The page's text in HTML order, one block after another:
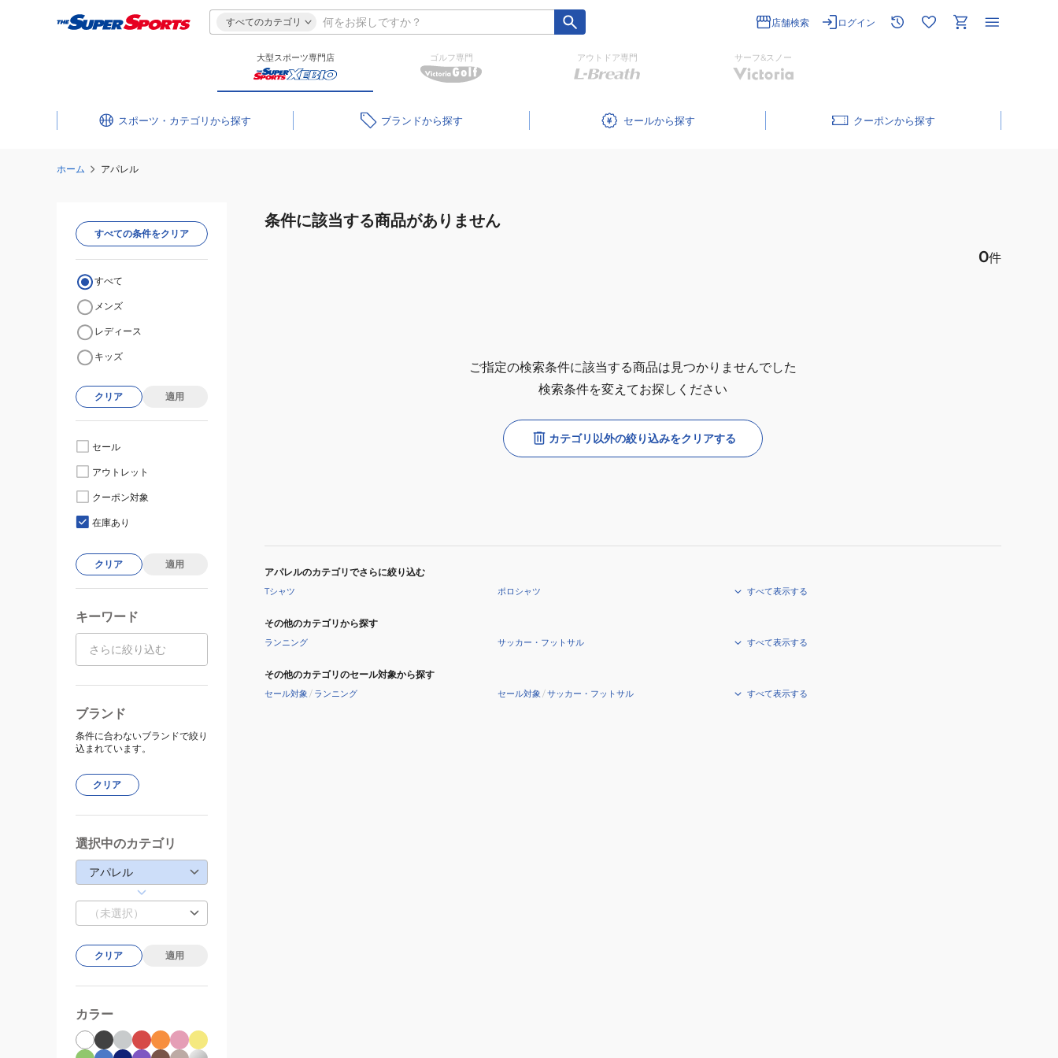
すべてのカテゴリ 店舗検索 ログイン
大型スポーツ専門店 ゴルフ専門 アウトドア専門 サーフ&スノー
スポーツ・カテゴリ ブランド セール クーポン
ホーム アパレル
条件に該当する商品がありません
0件
ご指定の検索条件に該当する商品は見つかりませんでした
検索条件を変えてお探しください
カテゴリ以外の絞り込みをクリアする
アパレルのカテゴリでさらに絞り込む
Tシャツ ポロシャツ すべて表示する
その他のカテゴリから探す
ランニング サッカー・フットサル すべて表示する
その他のカテゴリのセール対象から探す
セール対象 / ランニング セール対象 /サッカー・フットサル すべて表示する
すべての条件をクリア
すべて
メンズ
レディース
キッズ
クリア 適用
セール
アウトレット
クーポン対象
在庫あり
クリア 適用
キーワード
ブランド
条件に合わないブランドで絞り
込まれています。
クリア
選択中のカテゴリ
アパレル
（未選択）
クリア 適用
カラー